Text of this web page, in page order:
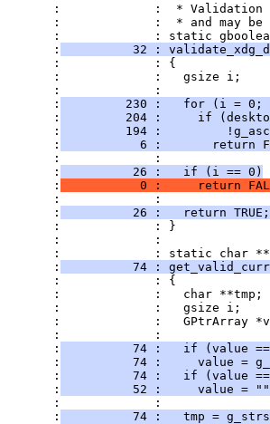
:             :  *
:             :  * and may
:             : static
:
32 :
:             : {
:             :   gsize i;
:             :
:
230 :   for (i = 0;
:
204 :     if
:
194 :
:
6 :       return
:             :
:
          26 :   if (i == 0)
:
0 :     return
:             :
:
          26 :   return TRUE;
:             : }
:             :
:             : static char **
:
74 :
:             : {
:             :   char **tmp;
:             :   gsize i;
:             :   GPtrArray
:             :
:
74 :   if (value
:
74 :     value =
:
74 :   if (value
:
52 :     value =
:             :
:
74 :   tmp =